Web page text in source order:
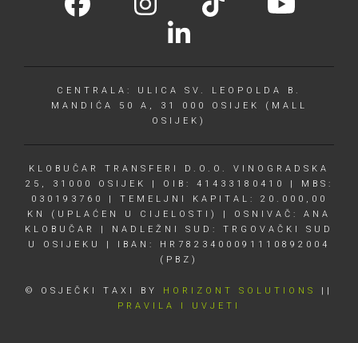
CENTRALA: ULICA SV. LEOPOLDA B.
MANDIĆA 50 A, 31 000 OSIJEK (MALL
OSIJEK)
KLOBUČAR TRANSFERI D.O.O. VINOGRADSKA
25, 31000 OSIJEK | OIB: 41433180410 | MBS:
030193760 | TEMELJNI KAPITAL: 20.000,00
KN (UPLAĆEN U CIJELOSTI) | OSNIVAČ: ANA
KLOBUČAR | NADLEŽNI SUD: TRGOVAČKI SUD
U OSIJEKU | IBAN: HR7823400091110892004
(PBZ)
© OSJEČKI TAXI BY HORIZONT SOLUTIONS
||
PRAVILA I UVJETI